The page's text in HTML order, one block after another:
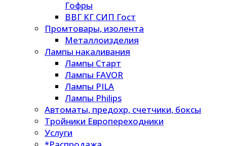
Гофры
ВВГ КГ СИП Гост
Промтовары, изолента
Металлоизделия
Лампы накаливания
Лампы Старт
Лампы FAVOR
Лампы PILA
Лампы Philips
Автоматы, предохр, счетчики, боксы
Тройники Европереходники
Услуги